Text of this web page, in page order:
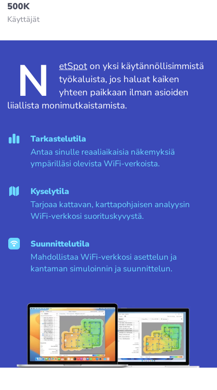
500K
Käyttäjät
N etSpot on yksi käytännöllisimmistä
työkaluista, jos haluat kaiken
yhteen paikkaan ilman asioiden
liiallista monimutkaistamista.
Tarkastelutila
Antaa sinulle reaaliaikaisia näkemyksiä
ympärilläsi olevista WiFi-verkoista.
Kyselytila
Tarjoaa kattavan, karttapohjaisen analyysin
WiFi-verkkosi suorituskyvystä.
Suunnittelutila
Mahdollistaa WiFi-verkkosi asettelun ja
kantaman simuloinnin ja suunnittelun.